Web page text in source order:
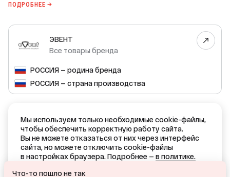
Форма: квадратная. - Высота: 233 мм. - Ширина: 233 мм. -
белый. - Область применения: бытовая. Вентиляционная
решётка ЭВЕНТ выполнена из качественного ABS-
пластика, который обеспечивает долговечность и
устойчивость к внешним воздействиям. Наклонные
жалюзи скрывают шахту вентиляции и придают ей
эстетичный вид. Белый цвет решётки легко впишется в
любой интерьер. Модель оснащена антимоскитной сеткой,
которая препятствует попаданию внутрь мусора, пыли,
насекомых. Монтаж осуществляется с помощью клея или
ПОДРОБНЕЕ →
ЭВЕНТ
Все товары бренда
РОССИЯ — родина бренда
РОССИЯ — страна производства
ДОКУМЕНТЫ
Отказное письмо №2249 от 26.11.2018
(PDF, 650 KB)
Ваш город — Краснодар?
Мы используем только необходимые cookie-файлы,
чтобы обеспечить корректную работу сайта.
Вы не можете отказаться от них через интерфейс
сайта, но можете отключить cookie-файлы
в настройках браузера. Подробнее — в политике.
Что-то пошло не так